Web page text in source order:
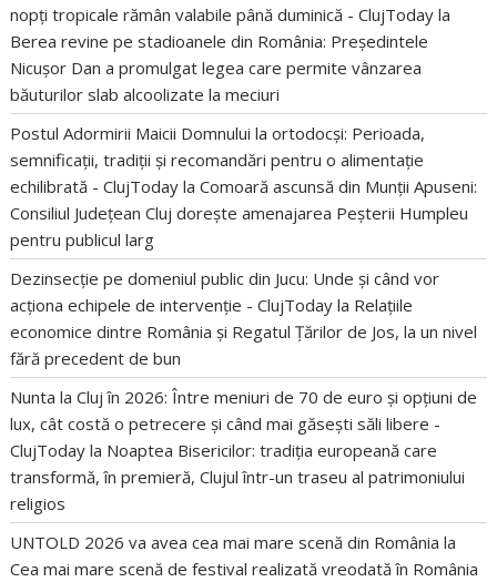
nopți tropicale rămân valabile până duminică - ClujToday la
Berea revine pe stadioanele din România: Președintele
Nicușor Dan a promulgat legea care permite vânzarea
băuturilor slab alcoolizate la meciuri
Postul Adormirii Maicii Domnului la ortodocși: Perioada,
semnificații, tradiții și recomandări pentru o alimentație
echilibrată - ClujToday laComoară ascunsă din Munții Apuseni:
Consiliul Județean Cluj dorește amenajarea Peșterii Humpleu
pentru publicul larg
Dezinsecție pe domeniul public din Jucu: Unde și când vor
acționa echipele de intervenție - ClujToday la Relațiile
economice dintre România și Regatul Țărilor de Jos, la un nivel
fără precedent de bun
Nunta la Cluj în 2026: Între meniuri de 70 de euro și opțiuni de
lux, cât costă o petrecere și când mai găsești săli libere -
ClujToday la Noaptea Bisericilor: tradiția europeană care
transformă, în premieră, Clujul într-un traseu al patrimoniului
religios
UNTOLD 2026 va avea cea mai mare scenă din România la
Cea mai mare scenă de festival realizată vreodată în România